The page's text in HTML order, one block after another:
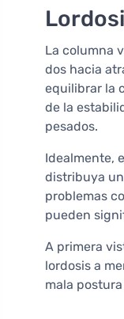
La columna
dos hacia
equilibrar la
de la
pesados.
Idealmente,
distribuya
problemas
pueden
A primera
lordosis a
mala